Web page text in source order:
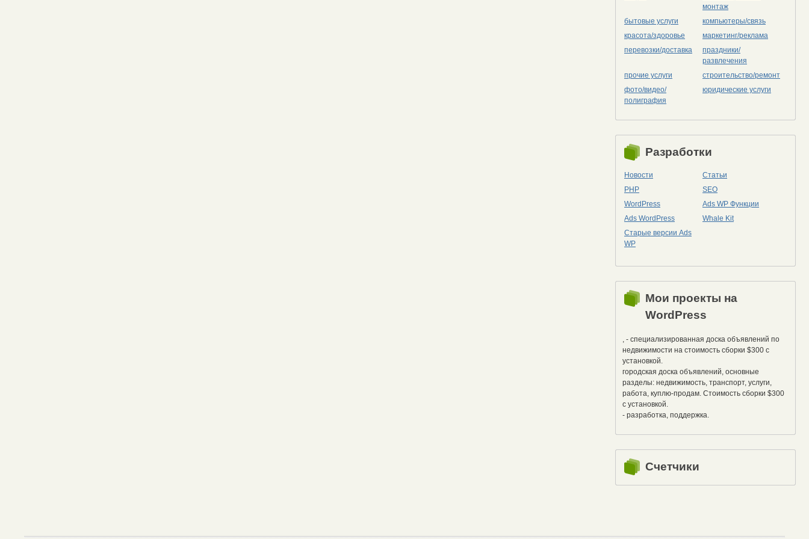
монтаж
бытовые услуги
компьютеры/cвязь
красота/здоровье
маркетинг/реклама
перевозки/доставка
праздники/
развлечения
прочие услуги
строительство/ремонт
фото/видео/
полиграфия
юридические услуги
Разработки
Новости
Статьи
PHP
SEO
WordPress
Ads WP Функции
Ads WordPress
Whale Kit
Старые версии Ads
WP
Мои проекты на
WordPress
, - специализированная доска объявлений по
недвижимости на стоимость сборки $300 с
установкой.
городская доска объявлений, основные
разделы: недвижимость, транспорт, услуги,
работа, куплю-продам. Стоимость сборки $300
с установкой.
- разработка, поддержка.
Счетчики